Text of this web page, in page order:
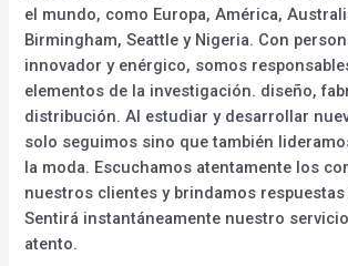
el mundo, como Europa, América,
Birmingham, Seattle y Nigeria. Con
innovador y enérgico, somos
elementos de la investigación. diseño,
distribución. Al estudiar y desarrollar
solo seguimos sino que también
la moda. Escuchamos atentamente los
nuestros clientes y brindamos
Sentirá instantáneamente nuestro
atento.